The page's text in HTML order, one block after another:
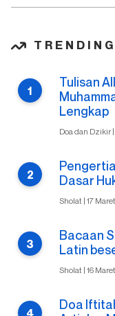
Tulisan
Lengkap
Doa dan Dzikir
Dasar
Sholat | 17 Maret
Bacaan
Latin
Sholat | 16
Doa